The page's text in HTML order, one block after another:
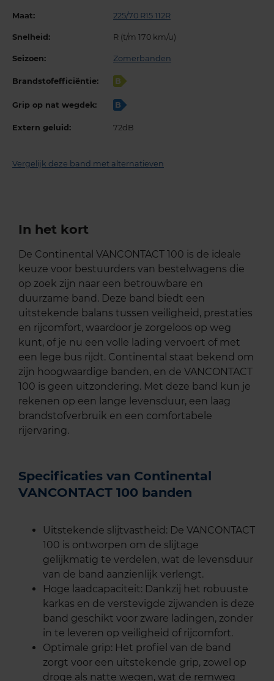
Maat: 225/70 R15 112R
Snelheid: R (t/m 170 km/u)
Seizoen: Zomerbanden
Brandstofefficiëntie: B
Grip op nat wegdek: B
Extern geluid: 72dB
Vergelijk deze band met alternatieven
In het kort
De Continental VANCONTACT 100 is de ideale
keuze voor bestuurders van bestelwagens die
op zoek zijn naar een betrouwbare en
duurzame band. Deze band biedt een
uitstekende balans tussen veiligheid, prestaties
en rijcomfort, waardoor je zorgeloos op weg
kunt, of je nu een volle lading vervoert of met
een lege bus rijdt. Continental staat bekend om
zijn hoogwaardige banden, en de VANCONTACT
100 is geen uitzondering. Met deze band kun je
rekenen op een lange levensduur, een laag
brandstofverbruik en een comfortabele
rijervaring.
Specificaties van Continental
VANCONTACT 100 banden
Uitstekende slijtvastheid: De VANCONTACT
100 is ontworpen om de slijtage
gelijkmatig te verdelen, wat de levensduur
van de band aanzienlijk verlengt.
Hoge laadcapaciteit: Dankzij het robuuste
karkas en de verstevigde zijwanden is deze
band geschikt voor zware ladingen, zonder
in te leveren op veiligheid of rijcomfort.
Optimale grip: Het profiel van de band
zorgt voor een uitstekende grip, zowel op
droge als natte wegen, wat de remweg